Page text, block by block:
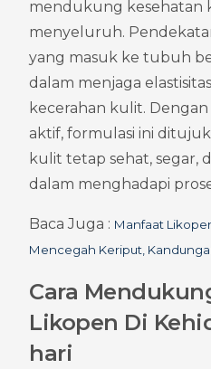
mendukung kesehatan
menyeluruh.
yang masuk ke tubuh
dalam menjaga
kecerahan kulit.
aktif, formulasi ini
kulit tetap sehat, segar,
dalam menghadapi
Baca Juga : Manfaat
Mencegah Keriput,
Cara
Likopen Di
hari